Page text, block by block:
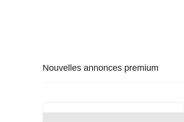
Nouvelles annonces premium